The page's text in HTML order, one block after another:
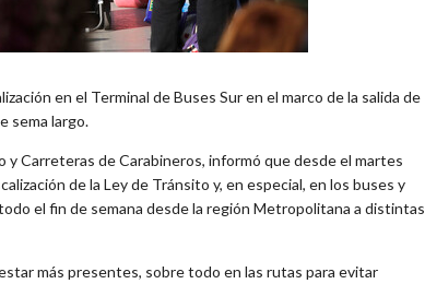
en el Terminal de Buses Sur en el marco de la salida de
sema largo.
Carreteras de Carabineros, informó que desde el martes
de la Ley de Tránsito y, en especial, en los buses y
el fin de semana desde la región Metropolitana a distintas
más presentes, sobre todo en las rutas para evitar